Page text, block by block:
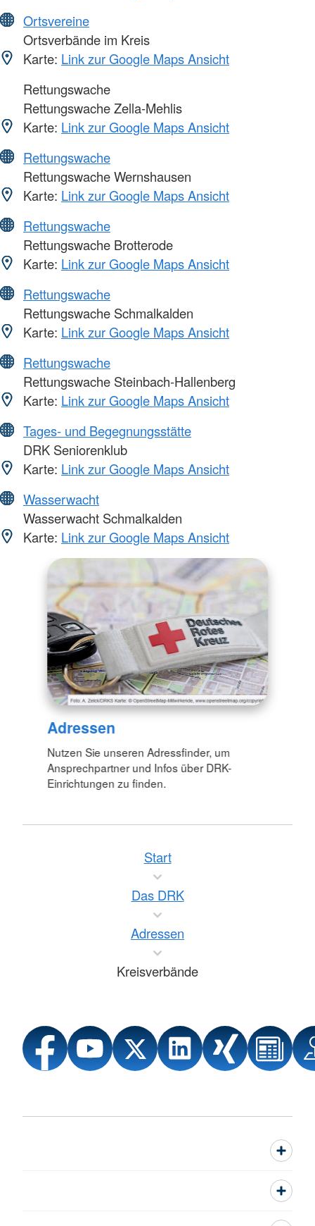
Ortsvereine
Ortsverbände im Kreis
Karte: Link zur Google Maps Ansicht
Rettungswache
Rettungswache Zella-Mehlis
Karte: Link zur Google Maps Ansicht
Rettungswache
Rettungswache Wernshausen
Karte: Link zur Google Maps Ansicht
Rettungswache
Rettungswache Brotterode
Karte: Link zur Google Maps Ansicht
Rettungswache
Rettungswache Schmalkalden
Karte: Link zur Google Maps Ansicht
Rettungswache
Rettungswache Steinbach-Hallenberg
Karte: Link zur Google Maps Ansicht
Tages- und Begegnungsstätte
DRK Seniorenklub
Karte: Link zur Google Maps Ansicht
Wasserwacht
Wasserwacht Schmalkalden
Karte: Link zur Google Maps Ansicht
Adressen
Nutzen Sie unseren Adressfinder, um
Ansprechpartner und Infos über DRK-
Einrichtungen zu finden.
Start
Das DRK
Adressen
Kreisverbände